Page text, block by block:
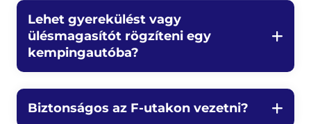
Lehet gyerekülést vagy
ülésmagasítót rögzíteni egy
kempingautóba?
Biztonságos az F-utakon vezetni?